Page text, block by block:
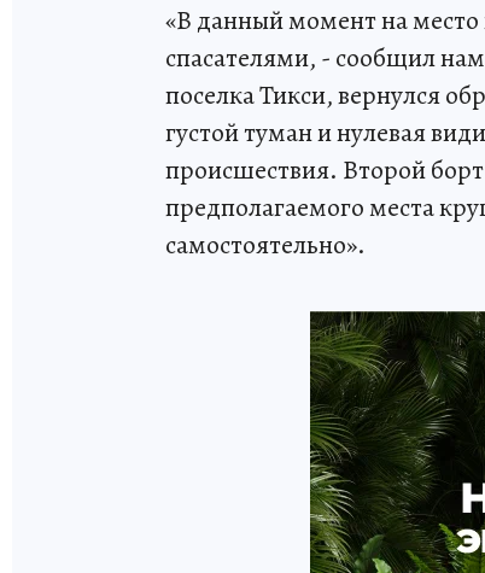
«В данный момент на
спасателями, - сообщил
поселка Тикси, вернулся
густой туман и нулевая
происшествия. Второй
предполагаемого места
самостоятельно».